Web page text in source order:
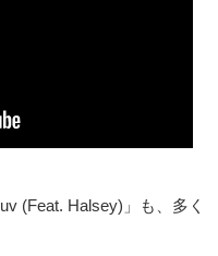
(Feat. Halsey)」も、多く